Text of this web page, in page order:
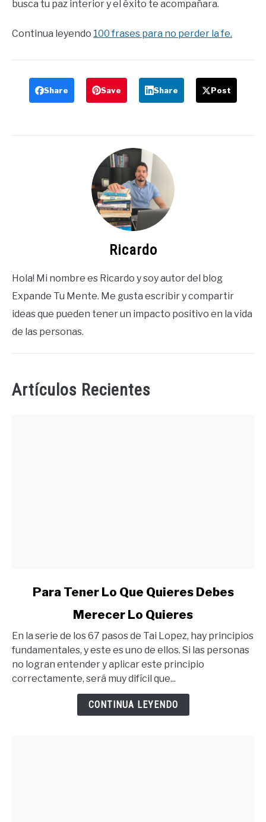
busca tu paz interior y el éxito te acompañara.
Continua leyendo 100 frases para no perder la fe.
Share Save Share Post
Ricardo
Hola! Mi nombre es Ricardo y soy autor del blog
Expande Tu Mente. Me gusta escribir y compartir
ideas que pueden tener un impacto positivo en la vida
de las personas.
Artículos Recientes
Tener
Lo
Que
Quieres
Para Tener Lo Que Quieres Debes
Merecer Lo Quieres
En la serie de los 67 pasos de Tai Lopez, hay principios
fundamentales, y este es uno de ellos. Si las personas
no logran entender y aplicar este principio
correctamente, será muy difícil que...
CONTINUA LEYENDO